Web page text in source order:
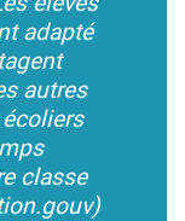
adapté
autres
classe